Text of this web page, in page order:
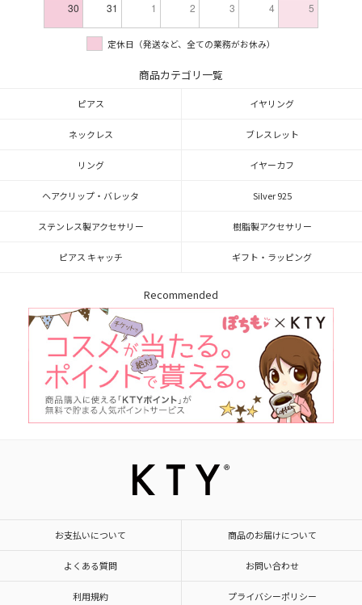
30 31 1 2 3 4 5
定休日（発送など、全ての業務がお休み）
商品カテゴリ一覧
ピアス イヤリング
ネックレス ブレスレット
リング イヤーカフ
ヘアクリップ・バレッタ Silver 925
ステンレス製アクセサリー 樹脂製アクセサリー
ピアス キャッチ ギフト・ラッピング
Recommended
お支払いについて 商品のお届けについて
よくある質問 お問い合わせ
利用規約 プライバシーポリシー